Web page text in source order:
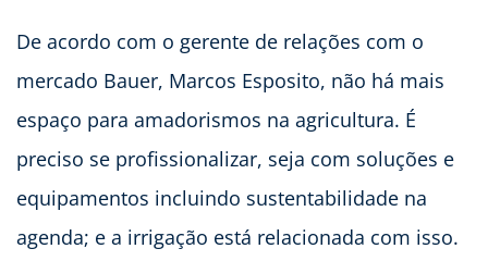
De acordo com o gerente de relações com o
mercado Bauer, Marcos Esposito, não há mais
espaço para amadorismos na agricultura. É
preciso se profissionalizar, seja com soluções e
equipamentos incluindo sustentabilidade na
agenda; e a irrigação está relacionada com isso.